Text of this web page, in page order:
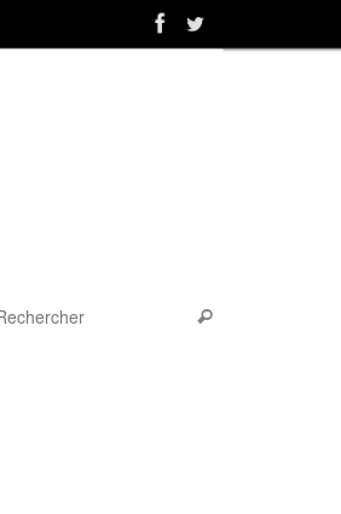
Rechercher